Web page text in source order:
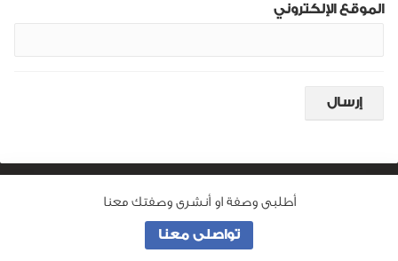
أطلبى وصفة او أنشرى وصفتك معنا
تواصلى معنا
الموقع الإلكتروني
من نحن
جميع الحقوق محفوظة لـوصفة ماما